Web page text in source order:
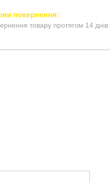
товару протягом 14 днів